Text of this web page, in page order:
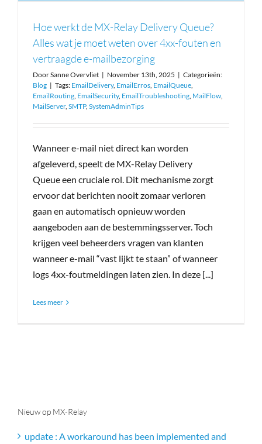
Login Portaal
31 (0)70 415 4839
Hoe werkt de MX-Relay Delivery Queue?
Alles wat je moet weten over 4xx-fouten en
vertraagde e-mailbezorging
DoorSanne Overvliet | November 13th, 2025 | Categorieën:
Blog | Tags: EmailDelivery, EmailErros, EmailQueue,
EmailRouting, EmailSecurity, EmailTroubleshooting, MailFlow,
MailServer, SMTP, SystemAdminTips
Wanneer e-mail niet direct kan worden
afgeleverd, speelt de MX-Relay Delivery
Queue een cruciale rol. Dit mechanisme zorgt
ervoor dat berichten nooit zomaar verloren
gaan en automatisch opnieuw worden
aangeboden aan de bestemmingsserver. Toch
krijgen veel beheerders vragen van klanten
wanneer e-mail “vast lijkt te staan” of wanneer
logs 4xx-foutmeldingen laten zien. In deze [...]
Lees meer
Nieuw op MX-Relay
update : A workaround has been implemented and